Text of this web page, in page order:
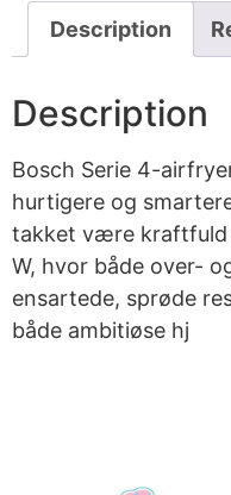
Description
Description
Bosch Serie 4-
hurtigere og
takket være kraftfuld
W, hvor både over-
ensartede, sprøde
både ambitiøse hj